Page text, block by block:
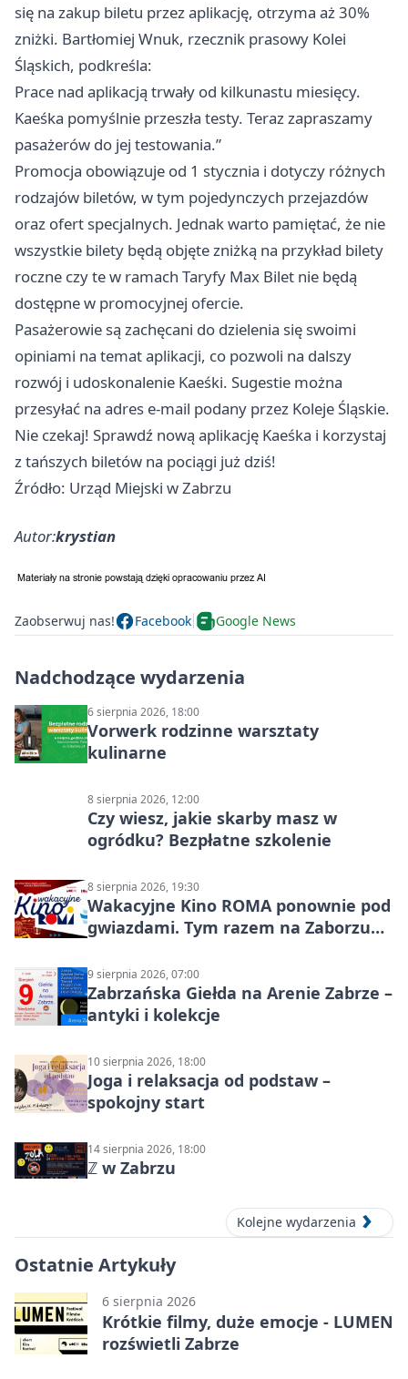
się na zakup biletu przez aplikację, otrzyma aż 30%
zniżki. Bartłomiej Wnuk, rzecznik prasowy Kolei
Śląskich, podkreśla:
Prace nad aplikacją trwały od kilkunastu miesięcy.
Kaeśka pomyślnie przeszła testy. Teraz zapraszamy
pasażerów do jej testowania.”
Promocja obowiązuje od 1 stycznia i dotyczy różnych
rodzajów biletów, w tym pojedynczych przejazdów
oraz ofert specjalnych. Jednak warto pamiętać, że nie
wszystkie bilety będą objęte zniżką na przykład bilety
roczne czy te w ramach Taryfy Max Bilet nie będą
dostępne w promocyjnej ofercie.
Pasażerowie są zachęcani do dzielenia się swoimi
opiniami na temat aplikacji, co pozwoli na dalszy
rozwój i udoskonalenie Kaeśki. Sugestie można
przesyłać na adres e-mail podany przez Koleje Śląskie.
Nie czekaj! Sprawdź nową aplikację Kaeśka i korzystaj
z tańszych biletów na pociągi już dziś!
Źródło: Urząd Miejski w Zabrzu
Autor:krystian
Zaobserwuj nas! Facebook Google News
Nadchodzące wydarzenia
6 sierpnia 2026, 18:00
Vorwerk rodzinne warsztaty
kulinarne
8 sierpnia 2026, 12:00
Czy wiesz, jakie skarby masz w
ogródku? Bezpłatne szkolenie
8 sierpnia 2026, 19:30
Wakacyjne Kino ROMA ponownie pod
gwiazdami. Tym razem na Zaborzu
9 sierpnia 2026, 07:00
Zabrzańska Giełda na Arenie Zabrze –
antyki i kolekcje
10 sierpnia 2026, 18:00
Joga i relaksacja od podstaw –
spokojny start
14 sierpnia 2026, 18:00
ℤ w Zabrzu
Kolejne wydarzenia
Ostatnie Artykuły
6 sierpnia 2026
Krótkie filmy, duże emocje - LUMEN
rozświetli Zabrze